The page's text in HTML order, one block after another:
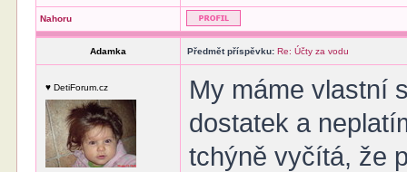
Nahoru
Adamka Předmět příspěvku: Re: Účty za vodu
♥ DetiForum.cz
My máme vlastní
dostatek a
tchýně vyčítá, že